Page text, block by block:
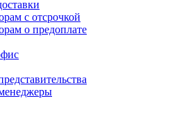
с отсрочкой
о предоплате